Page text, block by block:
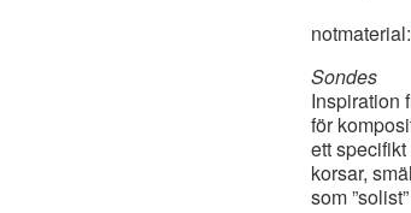
notmaterial:
Sondes
Inspiration
för
ett
korsar,
som